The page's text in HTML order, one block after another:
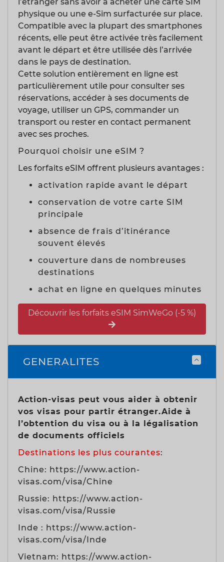
physique ou une e-Sim surfacturée sur place.
Compatible avec la plupart des smartphones
récents, elle peut être activée très facilement
avant le départ et être utilisée dès l’arrivée
dans le pays de destination.
Cette solution entièrement en ligne est
particulièrement utile pour consulter ses
réservations, accéder à ses documents de
voyage, utiliser un GPS, commander un
transport ou rester en contact permanent
avec ses proches.
Pourquoi choisir une eSIM ?
Les forfaits eSIM offrent plusieurs avantages :
activation rapide avant le départ
conservation de votre carte SIM
principale
absence de frais d’itinérance
souvent élevés
couverture dans de nombreuses
destinations
achat en ligne en quelques minutes
Découvrir les forfaits eSIM SimWeGo (-5 %)
GENERALITES
Action-visas peut vous aider à obtenir
vos visas pour partir étranger.Aide à
l’obtention du visa ou à la légalisation
de documents officiels
Destinations les plus courantes:
Chine: https://www.action-
visas.com/visa/Chine
Russie: https://www.action-
visas.com/visa/Russie
Inde : https://www.action-
visas.com/visa/Inde
Vietnam: https://www.action-